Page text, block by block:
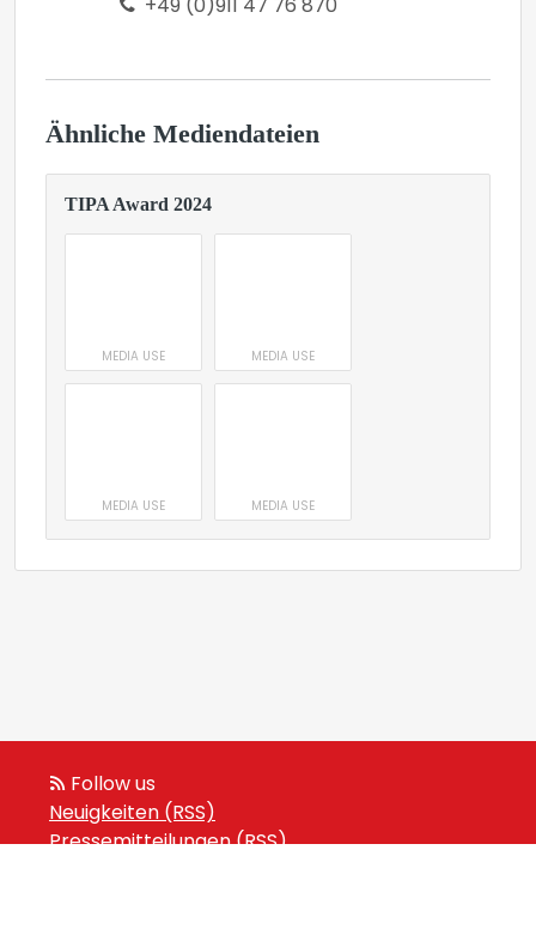
+49 (0)911 47 76 870
Ähnliche Mediendateien
TIPA Award 2024
MEDIA USE MEDIA USE
MEDIA USE MEDIA USE
Follow us
Neuigkeiten (RSS)
Pressemitteilungen (RSS)